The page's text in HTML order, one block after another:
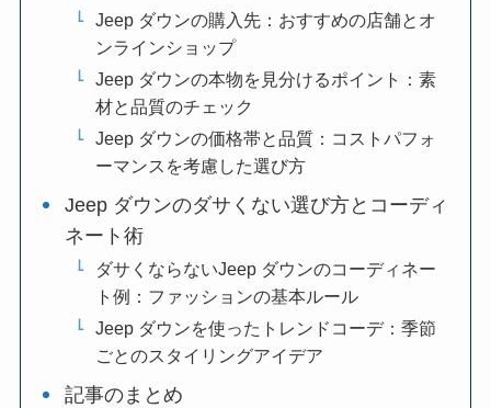
Jeep ダウンの購入先：おすすめの店舗とオ
ンラインショップ
Jeep ダウンの本物を見分けるポイント：素
材と品質のチェック
Jeep ダウンの価格帯と品質：コストパフォ
ーマンスを考慮した選び方
Jeep ダウンのダサくない選び方とコーディ
ネート術
ダサくならないJeep ダウンのコーディネー
ト例：ファッションの基本ルール
Jeep ダウンを使ったトレンドコーデ：季節
ごとのスタイリングアイデア
記事のまとめ